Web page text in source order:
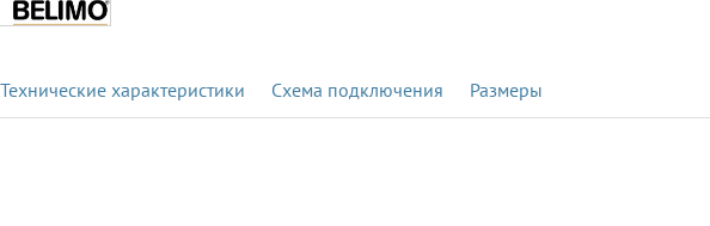
Технические характеристики Схема подключения Размеры